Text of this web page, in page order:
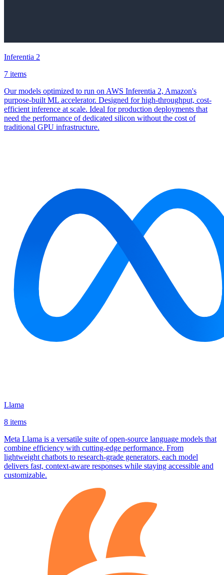
Inferentia 2
7 items
Our models optimized to run on AWS Inferentia 2, Amazon's
purpose-built ML accelerator. Designed for high-throughput, cost-
efficient inference at scale. Ideal for production deployments that
need the performance of dedicated silicon without the cost of
traditional GPU infrastructure.
Llama
8 items
Meta Llama is a versatile suite of open‑source language models that
combine efficiency with cutting‑edge performance. From
lightweight chatbots to research‑grade generators, each model
delivers fast, context‑aware responses while staying accessible and
customizable.